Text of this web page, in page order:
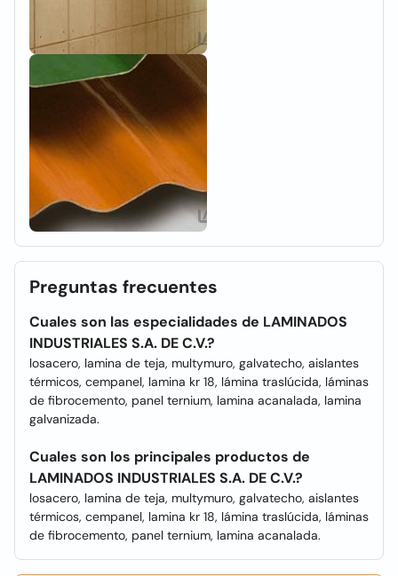
Preguntas frecuentes
Cuales son las especialidades de LAMINADOS
INDUSTRIALES S.A. DE C.V.?
losacero, lamina de teja, multymuro, galvatecho, aislantes
térmicos, cempanel, lamina kr 18, lámina traslúcida, láminas
de fibrocemento, panel ternium, lamina acanalada, lamina
galvanizada.
Cuales son los principales productos de
LAMINADOS INDUSTRIALES S.A. DE C.V.?
losacero, lamina de teja, multymuro, galvatecho, aislantes
térmicos, cempanel, lamina kr 18, lámina traslúcida, láminas
de fibrocemento, panel ternium, lamina acanalada.